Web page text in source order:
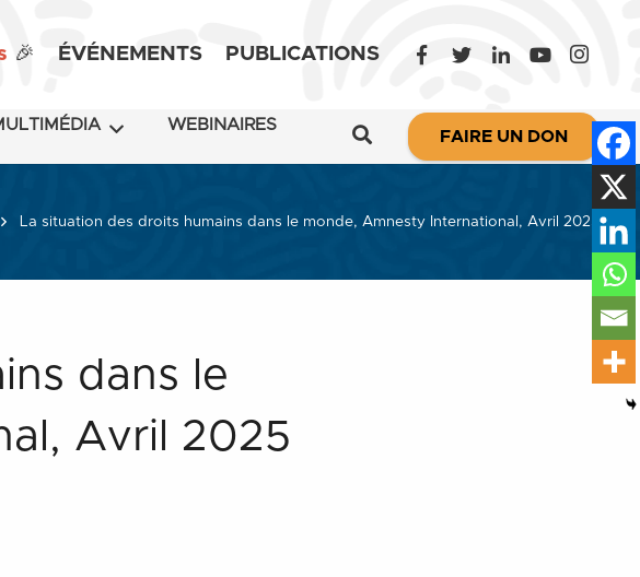
🎉 ÉVÉNEMENTS PUBLICATIONS
WEBINAIRES
FAIRE UN DON
La situation des droits humains dans le monde, Amnesty International, Avril 2025
dans le
Avril 2025